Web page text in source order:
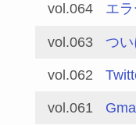
vol.064 エ
vol.063 つ
vol.062
vol.061